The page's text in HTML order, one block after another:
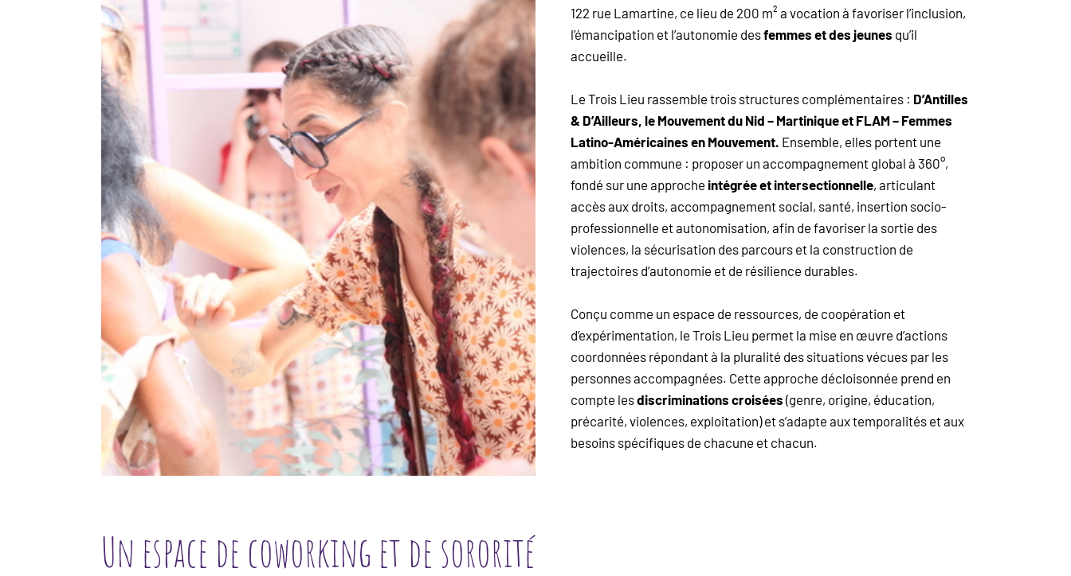
122 rue Lamartine, ce lieu de 200 m² a vocation à favoriser l’inclusion,
l’émancipation et l’autonomie desfemmes et des jeunes qu’il
accueille.
Le Trois Lieu rassemble trois structures complémentaires : D’Antilles
& D’Ailleurs, le Mouvement du Nid – Martinique et FLAM – Femmes
Latino-Américaines en Mouvement. Ensemble, elles portent une
ambition commune : proposer un accompagnement global à 360°,
fondé sur une approche intégrée et intersectionnelle, articulant
accès aux droits, accompagnement social, santé, insertion socio-
professionnelle et autonomisation, afin de favoriser la sortie des
violences, la sécurisation des parcours et la construction de
trajectoires d’autonomie et de résilience durables.
Conçu comme un espace de ressources, de coopération et
d’expérimentation, le Trois Lieu permet la mise en œuvre d’actions
coordonnées répondant à la pluralité des situations vécues par les
personnes accompagnées. Cette approche décloisonnée prend en
compte lesdiscriminations croisées (genre, origine, éducation,
précarité, violences, exploitation) et s’adapte aux temporalités et aux
besoins spécifiques de chacune et chacun.
Un espace de coworking et de sororité